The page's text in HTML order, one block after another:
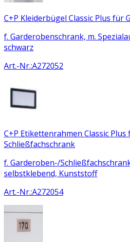
C+P Kleiderbügel Classic Plus für
f. Garderobenschrank, m.
schwarz
Art.-Nr.:A272052
C+P Etikettenrahmen Classic
Schließfachschrank
f. Garderoben-/
selbstklebend, Kunststoff
Art.-Nr.:A272054